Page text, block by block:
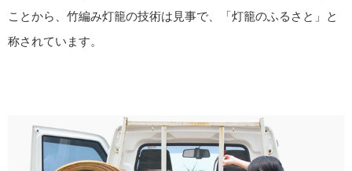
ことから、竹編み灯籠の技術は見事で、「灯籠のふるさと」と
称されています。